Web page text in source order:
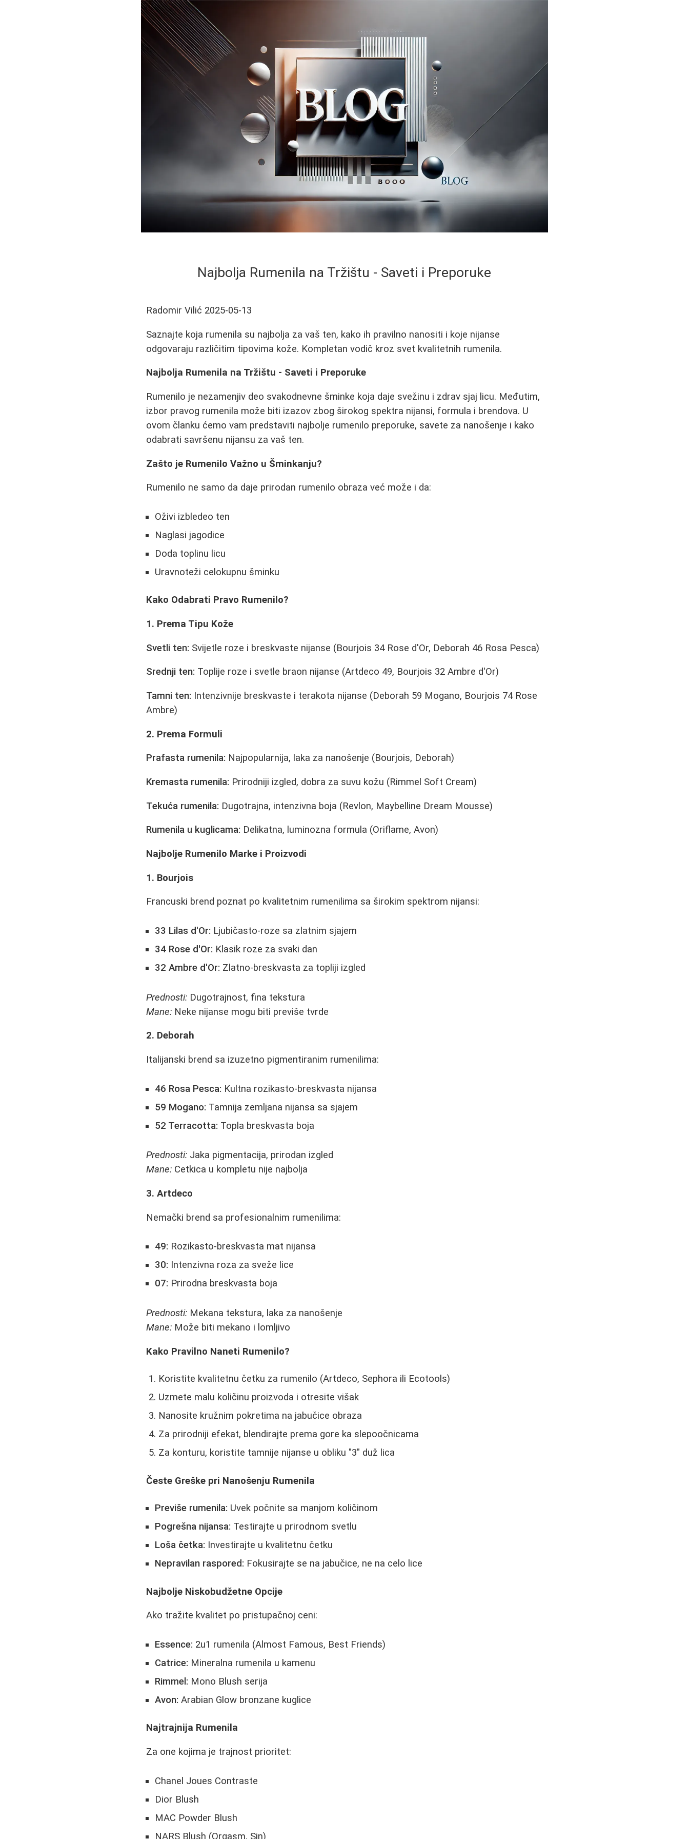
Najbolja Rumenila na Tržištu - Saveti i Preporuke
Radomir Vilić 2025-05-13
Saznajte koja rumenila su najbolja za vaš ten, kako ih pravilno nanositi i koje nijanse
odgovaraju različitim tipovima kože. Kompletan vodič kroz svet kvalitetnih rumenila.
Najbolja Rumenila na Tržištu - Saveti i Preporuke
Rumenilo je nezamenjiv deo svakodnevne šminke koja daje svežinu i zdrav sjaj licu. Međutim,
izbor pravog rumenila može biti izazov zbog širokog spektra nijansi, formula i brendova. U
ovom članku ćemo vam predstaviti najbolje rumenilo preporuke, savete za nanošenje i kako
odabrati savršenu nijansu za vaš ten.
Zašto je Rumenilo Važno u Šminkanju?
Rumenilo ne samo da daje prirodan rumenilo obraza već može i da:
Oživi izbledeo ten
Naglasi jagodice
Doda toplinu licu
Uravnoteži celokupnu šminku
Kako Odabrati Pravo Rumenilo?
1. Prema Tipu Kože
Svetli ten: Svijetle roze i breskvaste nijanse (Bourjois 34 Rose d'Or, Deborah 46 Rosa Pesca)
Srednji ten: Toplije roze i svetle braon nijanse (Artdeco 49, Bourjois 32 Ambre d'Or)
Tamni ten: Intenzivnije breskvaste i terakota nijanse (Deborah 59 Mogano, Bourjois 74 Rose
Ambre)
2. Prema Formuli
Prafasta rumenila: Najpopularnija, laka za nanošenje (Bourjois, Deborah)
Kremasta rumenila: Prirodniji izgled, dobra za suvu kožu (Rimmel Soft Cream)
Tekuća rumenila: Dugotrajna, intenzivna boja (Revlon, Maybelline Dream Mousse)
Rumenila u kuglicama: Delikatna, luminozna formula (Oriflame, Avon)
Najbolje Rumenilo Marke i Proizvodi
1. Bourjois
Francuski brend poznat po kvalitetnim rumenilima sa širokim spektrom nijansi:
33 Lilas d'Or: Ljubičasto-roze sa zlatnim sjajem
34 Rose d'Or: Klasik roze za svaki dan
32 Ambre d'Or: Zlatno-breskvasta za topliji izgled
Prednosti: Dugotrajnost, fina tekstura
Mane: Neke nijanse mogu biti previše tvrde
2. Deborah
Italijanski brend sa izuzetno pigmentiranim rumenilima:
46 Rosa Pesca: Kultna rozikasto-breskvasta nijansa
59 Mogano: Tamnija zemljana nijansa sa sjajem
52 Terracotta: Topla breskvasta boja
Prednosti: Jaka pigmentacija, prirodan izgled
Mane: Cetkica u kompletu nije najbolja
3. Artdeco
Nemački brend sa profesionalnim rumenilima:
49: Rozikasto-breskvasta mat nijansa
30: Intenzivna roza za sveže lice
07: Prirodna breskvasta boja
Prednosti: Mekana tekstura, laka za nanošenje
Mane: Može biti mekano i lomljivo
Kako Pravilno Naneti Rumenilo?
Koristite kvalitetnu četku za rumenilo (Artdeco, Sephora ili Ecotools)
Uzmete malu količinu proizvoda i otresite višak
Nanosite kružnim pokretima na jabučice obraza
Za prirodniji efekat, blendirajte prema gore ka slepoočnicama
Za konturu, koristite tamnije nijanse u obliku "3" duž lica
Česte Greške pri Nanošenju Rumenila
Previše rumenila: Uvek počnite sa manjom količinom
Pogrešna nijansa: Testirajte u prirodnom svetlu
Loša četka: Investirajte u kvalitetnu četku
Nepravilan raspored: Fokusirajte se na jabučice, ne na celo lice
Najbolje Niskobudžetne Opcije
Ako tražite kvalitet po pristupačnoj ceni:
Essence: 2u1 rumenila (Almost Famous, Best Friends)
Catrice: Mineralna rumenila u kamenu
Rimmel: Mono Blush serija
Avon: Arabian Glow bronzane kuglice
Najtrajnija Rumenila
Za one kojima je trajnost prioritet:
Chanel Joues Contraste
Dior Blush
MAC Powder Blush
NARS Blush (Orgasm, Sin)